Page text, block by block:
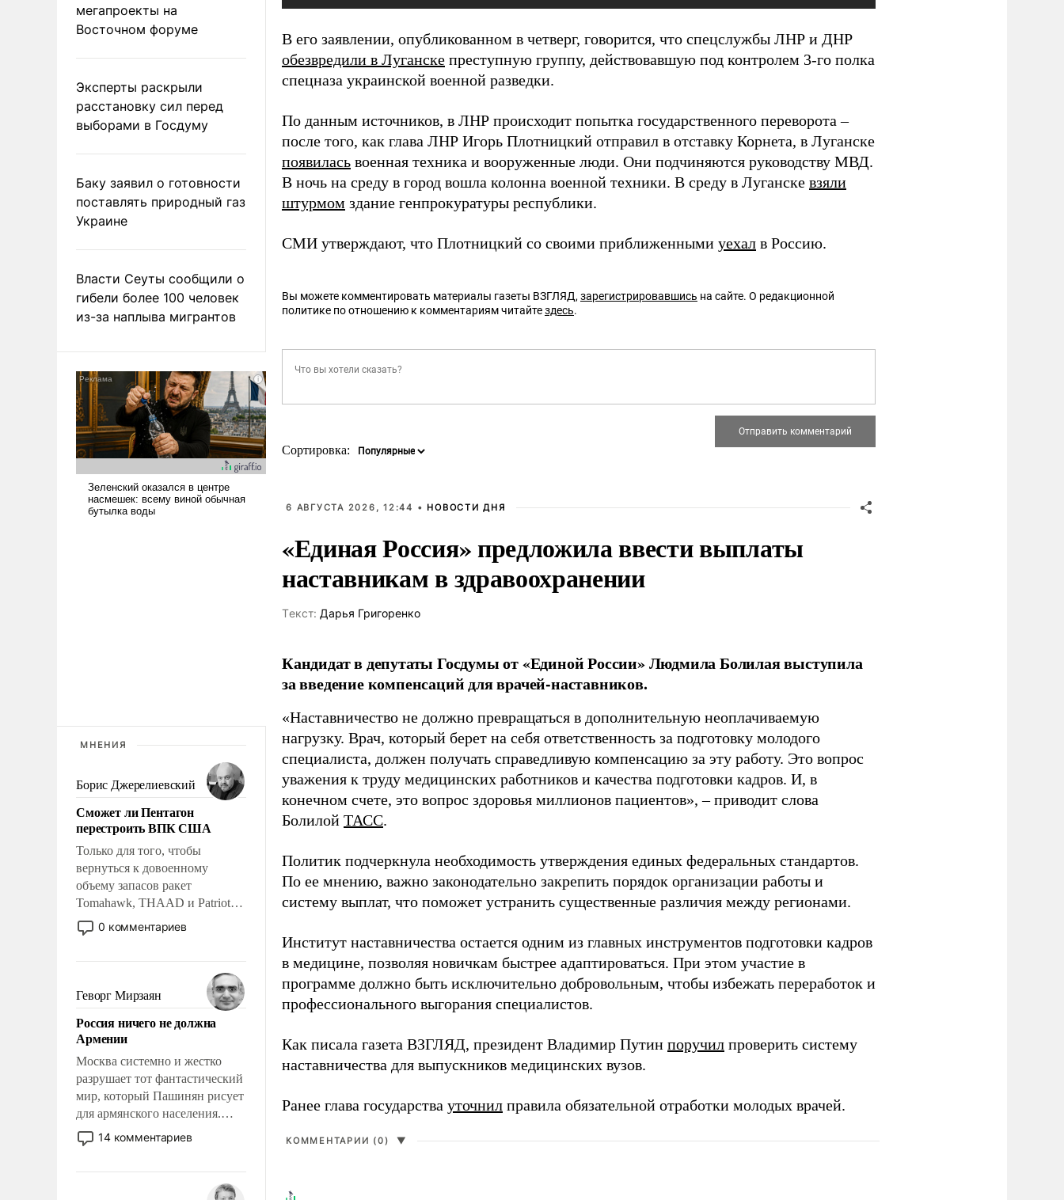
мегапроекты на
Восточном форуме
Эксперты раскрыли
расстановку сил перед
выборами в Госдуму
Баку заявил о готовности
поставлять природный газ
Украине
Власти Сеуты сообщили о
гибели более 100 человек
из-за наплыва мигрантов
МНЕНИЯ
Борис Джерелиевский
Сможет ли Пентагон
перестроить ВПК США
Только для того, чтобы
вернуться к довоенному
объему запасов ракет
Tomahawk, THAAD и Patriot
США потребуется более трех
лет. Даже небольшая война с
Сложившаяся ситуация
означает многолетний период
уязвимости США, например,
перед Китаем.
0 комментариев
Геворг Мирзаян
Россия ничего не должна
Армении
Москва системно и жестко
разрушает тот фантастический
мир, который Пашинян рисует
для армянского населения.
Мир, где этому населению все
должны просто по
политические прожекты будут
14 комментариев
В его заявлении, опубликованном в четверг, говорится, что спецслужбы ЛНР и ДНР
обезвредили в Луганске преступную группу, действовавшую под контролем 3-го полка
спецназа украинской военной разведки.
По данным источников, в ЛНР происходит попытка государственного переворота –
после того, как глава ЛНР Игорь Плотницкий отправил в отставку Корнета, в Луганске
появилась военная техника и вооруженные люди. Они подчиняются руководству МВД.
В ночь на среду в город вошла колонна военной техники. В среду в Луганске взяли
штурмом здание генпрокуратуры республики.
СМИ утверждают, что Плотницкий со своими приближенными уехал в Россию.
Вы можете комментировать материалы газеты ВЗГЛЯД, зарегистрировавшись на сайте. О редакционной
политике по отношению к комментариям читайтездесь.
Сортировка:
6 АВГУСТА 2026, 12:44 • НОВОСТИ ДНЯ
«Единая Россия» предложила ввести выплаты
наставникам в здравоохранении
Tекст: Дарья Григоренко
Кандидат в депутаты Госдумы от «Единой России» Людмила Болилая выступила
за введение компенсаций для врачей-наставников.
«Наставничество не должно превращаться в дополнительную неоплачиваемую
нагрузку. Врач, который берет на себя ответственность за подготовку молодого
специалиста, должен получать справедливую компенсацию за эту работу. Это вопрос
уважения к труду медицинских работников и качества подготовки кадров. И, в
конечном счете, это вопрос здоровья миллионов пациентов», – приводит слова
Болилой ТАСС.
Политик подчеркнула необходимость утверждения единых федеральных стандартов.
По ее мнению, важно законодательно закрепить порядок организации работы и
систему выплат, что поможет устранить существенные различия между регионами.
Институт наставничества остается одним из главных инструментов подготовки кадров
в медицине, позволяя новичкам быстрее адаптироваться. При этом участие в
программе должно быть исключительно добровольным, чтобы избежать переработок и
профессионального выгорания специалистов.
Как писала газета ВЗГЛЯД, президент Владимир Путин поручил проверить систему
наставничества для выпускников медицинских вузов.
Ранее глава государства уточнил правила обязательной отработки молодых врачей.
КОММЕНТАРИИ (0) ▼